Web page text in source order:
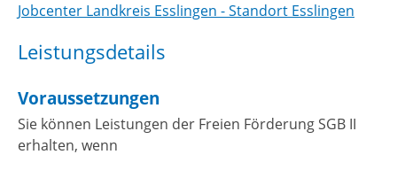
Jobcenter Landkreis Esslingen - Standort Esslingen
Leistungsdetails
Voraussetzungen
Sie können Leistungen der Freien Förderung SGB II
erhalten, wenn